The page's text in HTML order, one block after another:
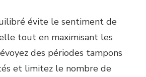
évite le sentiment de
tout en maximisant les
des périodes tampons
et limitez le nombre de